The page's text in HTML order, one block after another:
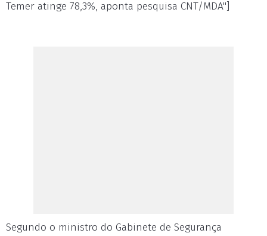
Temer atinge 78,3%, aponta pesquisa CNT/MDA"]
Segundo o ministro do Gabinete de Segurança